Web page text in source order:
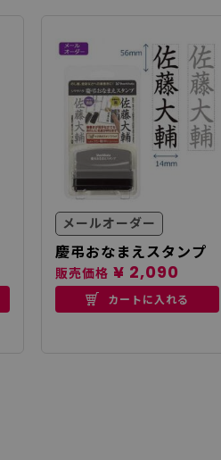
メールオーダー
慶弔おなまえスタンプ
販売価格 ¥ 2,090
カートに入れる